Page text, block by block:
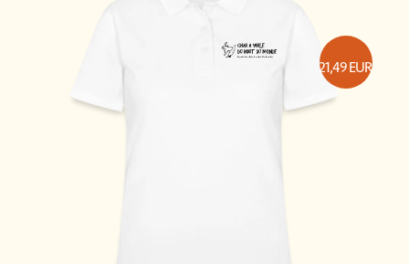
21,49EUR